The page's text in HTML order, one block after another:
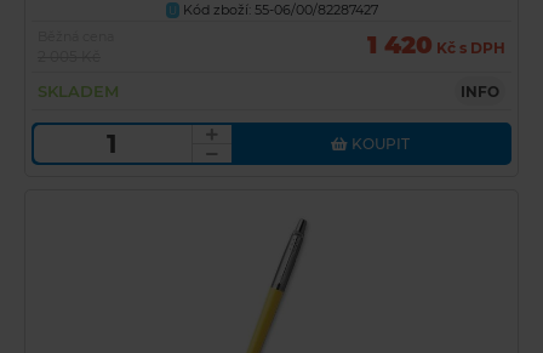
U Kód zboží: 55-06/00/82287427
1 420 Kč s DPH
SKLADEM INFO
KOUPIT